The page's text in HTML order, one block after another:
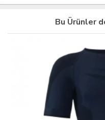
Bu Ürünler